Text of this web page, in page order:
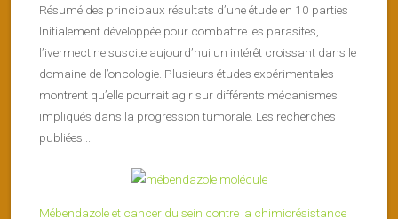
Résumé des principaux résultats d’une étude en 10 parties
Initialement développée pour combattre les parasites,
l’ivermectine suscite aujourd’hui un intérêt croissant dans le
domaine de l’oncologie. Plusieurs études expérimentales
montrent qu’elle pourrait agir sur différents mécanismes
impliqués dans la progression tumorale. Les recherches
publiées...
Mébendazole et cancer du sein contre la chimiorésistance